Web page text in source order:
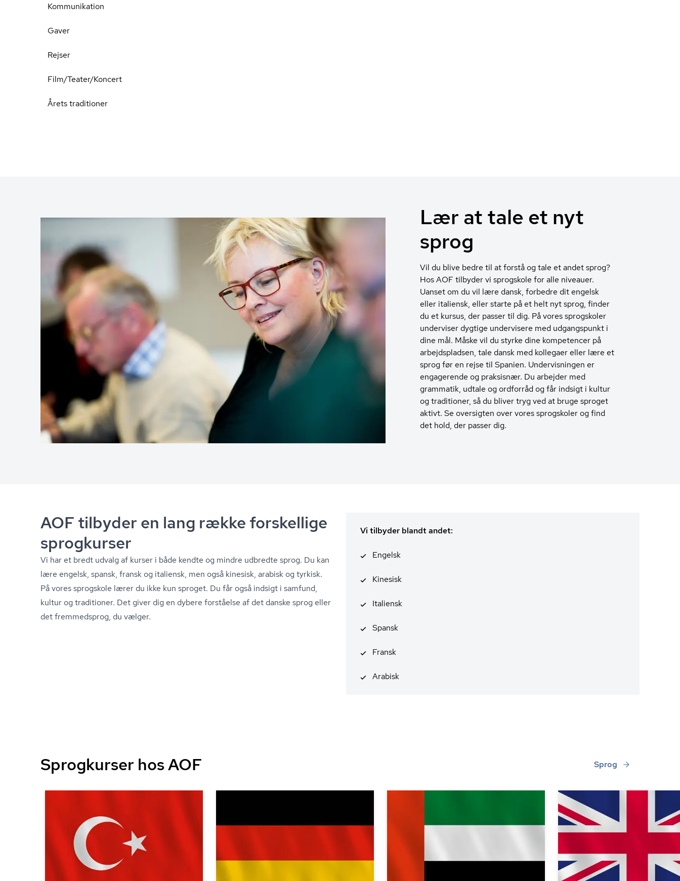
Kommunikation
Gaver
Rejser
Film/Teater/Koncert
Årets traditioner
Lær at tale et nyt
sprog
Vil du blive bedre til at forstå og tale et andet sprog?
Hos AOF tilbyder vi sprogskole for alle niveauer.
Uanset om du vil lære dansk, forbedre dit engelsk
eller italiensk, eller starte på et helt nyt sprog, finder
du et kursus, der passer til dig. På vores sprogskoler
underviser dygtige undervisere med udgangspunkt i
dine mål. Måske vil du styrke dine kompetencer på
arbejdspladsen, tale dansk med kollegaer eller lære et
sprog før en rejse til Spanien. Undervisningen er
engagerende og praksisnær. Du arbejder med
grammatik, udtale og ordforråd og får indsigt i kultur
og traditioner, så du bliver tryg ved at bruge sproget
aktivt. Se oversigten over vores sprogskoler og find
det hold, der passer dig.
AOF tilbyder en lang række forskellige
sprogkurser
Vi har et bredt udvalg af kurser i både kendte og mindre udbredte sprog. Du kan
lære engelsk, spansk, fransk og italiensk, men også kinesisk, arabisk og tyrkisk.
På vores sprogskole lærer du ikke kun sproget. Du får også indsigt i samfund,
kultur og traditioner. Det giver dig en dybere forståelse af det danske sprog eller
det fremmedsprog, du vælger.
Vi tilbyder blandt andet:
Engelsk
Kinesisk
Italiensk
Spansk
Fransk
Arabisk
Sprogkurser hos AOF Sprog